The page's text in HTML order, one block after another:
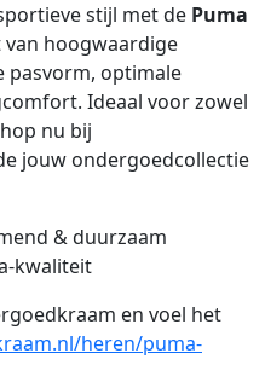
stijl met de Puma
van hoogwaardige
pasvorm, optimale
Ideaal voor zowel
nu bij
jouw ondergoedcollectie
& duurzaam
kwaliteit
en voel het
heren/puma-